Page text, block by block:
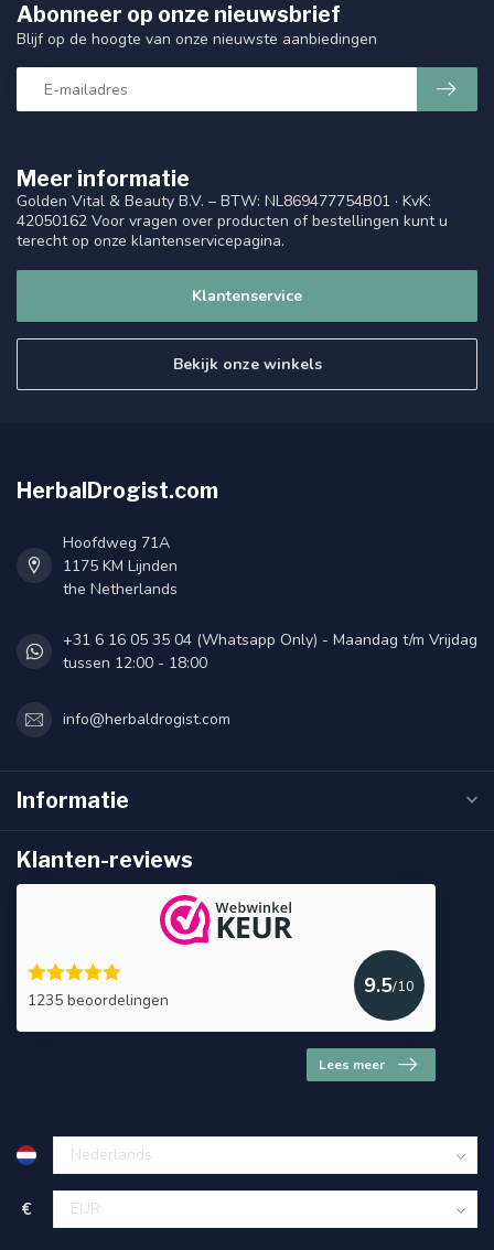
Meer informatie
Golden Vital & Beauty B.V. – BTW: NL869477754B01 · KvK:
42050162 Voor vragen over producten of bestellingen kunt u
terecht op onze klantenservicepagina.
Klantenservice
Bekijk onze winkels
Abonneer op onze nieuwsbrief
Blijf op de hoogte van onze nieuwste aanbiedingen
HerbalDrogist.com
Hoofdweg 71A
1175 KM Lijnden
the Netherlands
+31 6 16 05 35 04 (Whatsapp Only) - Maandag t/m Vrijdag
tussen 12:00 - 18:00
info@herbaldrogist.com
Informatie
Klanten-reviews
1235 beoordelingen
9.5/10
Lees meer
€